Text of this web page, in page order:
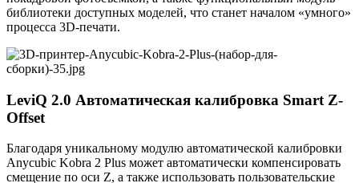
библиотеки доступных моделей, что станет началом «умного»
процесса 3D-печати.
LeviQ 2.0 Автоматическая калибровка Smart Z-
Offset
Благодаря уникальному модулю автоматической калибровки
Anycubic Kobra 2 Plus может автоматически компенсировать
смещение по оси Z, а также использовать пользовательские